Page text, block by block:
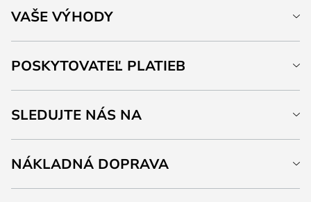
VAŠE VÝHODY
POSKYTOVATEĽ PLATIEB
SLEDUJTE NÁS NA
NÁKLADNÁ DOPRAVA